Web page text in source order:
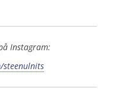
Instagram:
steenulnits